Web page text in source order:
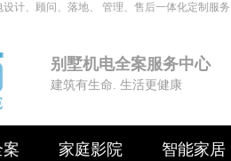
计、顾问、落地、 管理、售后一体化定制服务
别墅机电全案服务中心
建筑有生命. 生活更健康
家庭影院 智能家居